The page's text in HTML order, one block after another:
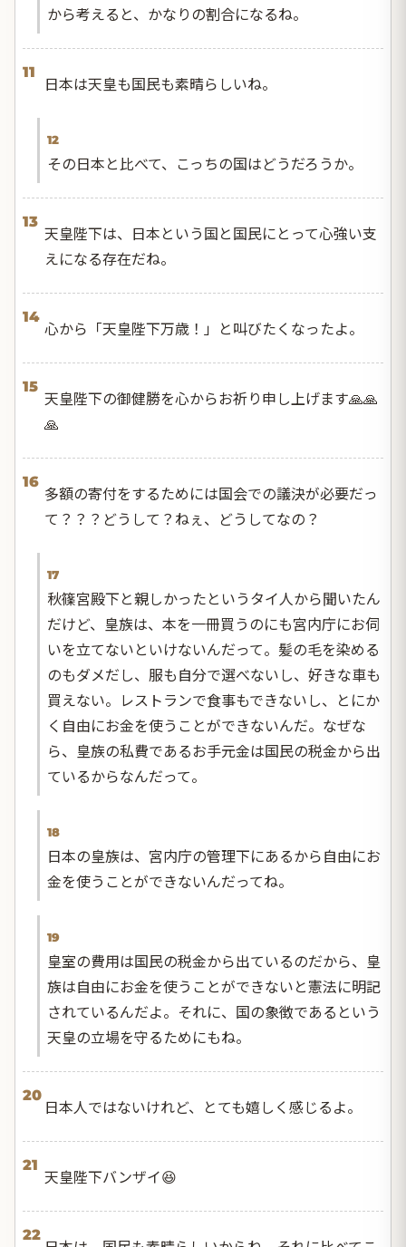
から考えると、かなりの割合になるね。
11
日本は天皇も国民も素晴らしいね。
12
その日本と比べて、こっちの国はどうだろうか。
13
天皇陛下は、日本という国と国民にとって心強い支
えになる存在だね。
14
心から「天皇陛下万歳！」と叫びたくなったよ。
15
天皇陛下の御健勝を心からお祈り申し上げます🙏🙏
🙏
16
多額の寄付をするためには国会での議決が必要だっ
て？？？どうして？ねぇ、どうしてなの？
17
秋篠宮殿下と親しかったというタイ人から聞いたん
だけど、皇族は、本を一冊買うのにも宮内庁にお伺
いを立てないといけないんだって。髪の毛を染める
のもダメだし、服も自分で選べないし、好きな車も
買えない。レストランで食事もできないし、とにか
く自由にお金を使うことができないんだ。なぜな
ら、皇族の私費であるお手元金は国民の税金から出
ているからなんだって。
18
日本の皇族は、宮内庁の管理下にあるから自由にお
金を使うことができないんだってね。
19
皇室の費用は国民の税金から出ているのだから、皇
族は自由にお金を使うことができないと憲法に明記
されているんだよ。それに、国の象徴であるという
天皇の立場を守るためにもね。
20
日本人ではないけれど、とても嬉しく感じるよ。
21
天皇陛下バンザイ😆
22